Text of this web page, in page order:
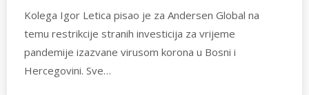
Kolega Igor Letica pisao je za Andersen Global na
temu restrikcije stranih investicija za vrijeme
pandemije izazvane virusom korona u Bosni i
Hercegovini. Sve…